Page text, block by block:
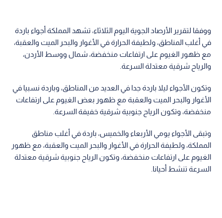
ووفقا لتقرير الأرصاد الجوية اليوم الثلاثاء، تشهد المملكة أجواء باردة
في أغلب المناطق، ولطيفة الحرارة في الأغوار والبحر الميت والعقبة،
مع ظهور الغيوم على ارتفاعات منخفضة، شمال ووسط الأردن،
والرياح شرقية معتدلة السرعة.
وتكون الأجواء ليلا باردة جدا في العديد من المناطق، وباردة نسبيا في
الأغوار والبحر الميت والعقبة مع ظهور بعض الغيوم على ارتفاعات
منخفضة، وتكون الرياح جنوبية شرقية خفيفة السرعة.
وتبقى الأجواء يومي الأربعاء والخميس، باردة في أغلب مناطق
المملكة، ولطيفة الحرارة في الأغوار والبحر الميت والعقبة، مع ظهور
الغيوم على ارتفاعات منخفضة، وتكون الرياح جنوبية شرقية معتدلة
السرعة تنشط أحيانا.